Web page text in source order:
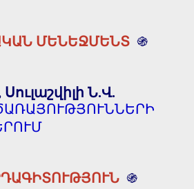
ՄԵՆԵՋՄԵՆՏ ֍
Ն.Վ.
֍